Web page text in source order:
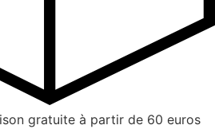
gratuite à partir de 60 euros